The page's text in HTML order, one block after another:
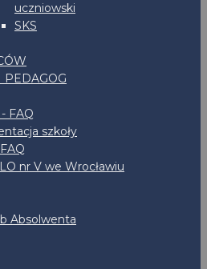
uczniowski
SKS
PEDAGOG
FAQ
szkoły
nr V we Wrocławiu
Absolwenta